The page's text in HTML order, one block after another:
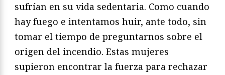
sufrían en su vida sedentaria. Como cuando
hay fuego e intentamos huir, ante todo, sin
tomar el tiempo de preguntarnos sobre el
origen del incendio. Estas mujeres
supieron encontrar la fuerza para rechazar